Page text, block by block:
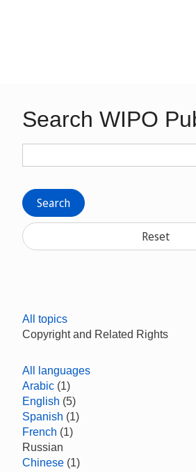
Search WIPO
Search
Reset
All topics
Copyright and Related Rights
All languages
Arabic (1)
English (5)
Spanish (1)
French (1)
Russian
Chinese (1)